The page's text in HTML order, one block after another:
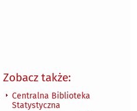
Zobacz także:
Centralna Biblioteka
Statystyczna